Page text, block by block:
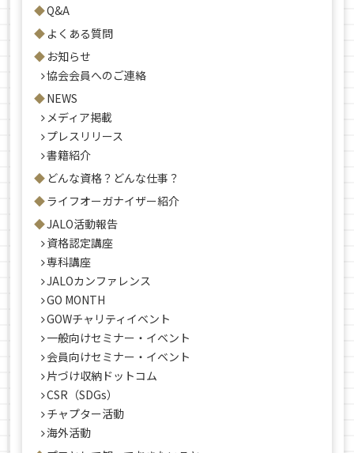
Q&A
よくある質問
お知らせ
協会会員へのご連絡
NEWS
メディア掲載
プレスリリース
書籍紹介
どんな資格？どんな仕事？
ライフオーガナイザー紹介
JALO活動報告
資格認定講座
専科講座
JALOカンファレンス
GO MONTH
GOWチャリティイベント
一般向けセミナー・イベント
会員向けセミナー・イベント
片づけ収納ドットコム
CSR（SDGs）
チャプター活動
海外活動